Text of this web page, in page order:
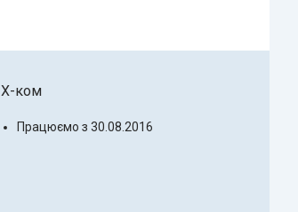
X-ком
Працюємо з 30.08.2016